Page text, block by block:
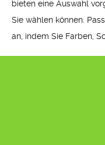
bieten eine Auswahl
Sie wählen können.
an, indem Sie Farben,